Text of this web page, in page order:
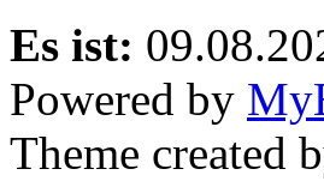
Es ist:
Powered by
Theme created